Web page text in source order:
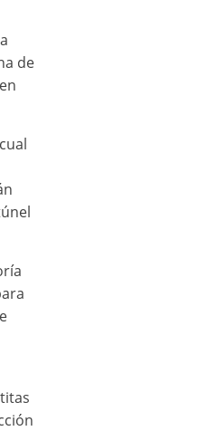
de